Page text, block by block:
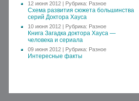
12 июня 2012 | Рубрика: Разное
Схема развития сюжета большинства
серий Доктора Хауса
10 июня 2012 | Рубрика: Разное
Книга Загадка доктора Хауса —
человека и сериала
09 июня 2012 | Рубрика: Разное
Интересные факты